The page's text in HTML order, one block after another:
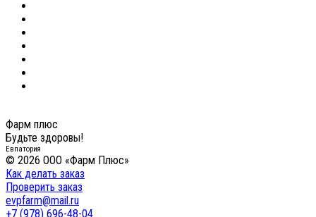
Фарм плюс
Будьте здоровы!
Евпатория
© 2026 ООО «Фарм Плюс»
Как делать заказ
Проверить заказ
evpfarm@mail.ru
+7 (978) 696-48-04